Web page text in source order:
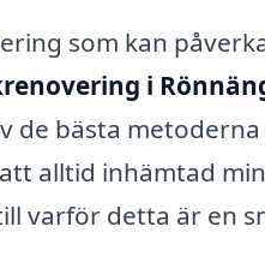
som kan
i
de bästa
alltid inhämtad
varför detta är en